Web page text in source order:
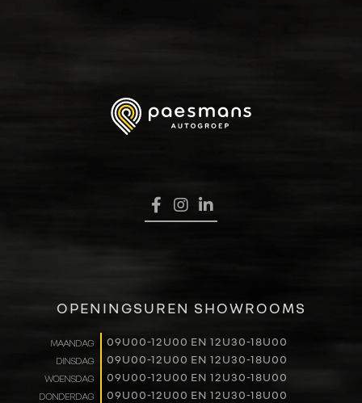
RENAULT PRO+
NAVERKOOP
OPENINGSUREN SHOWROOMS
MAANDAG 09U00-12U00 EN 12U30-18U00
DINSDAG 09U00-12U00 EN 12U30-18U00
WOENSDAG 09U00-12U00 EN 12U30-18U00
DONDERDAG 09U00-12U00 EN 12U30-18U00